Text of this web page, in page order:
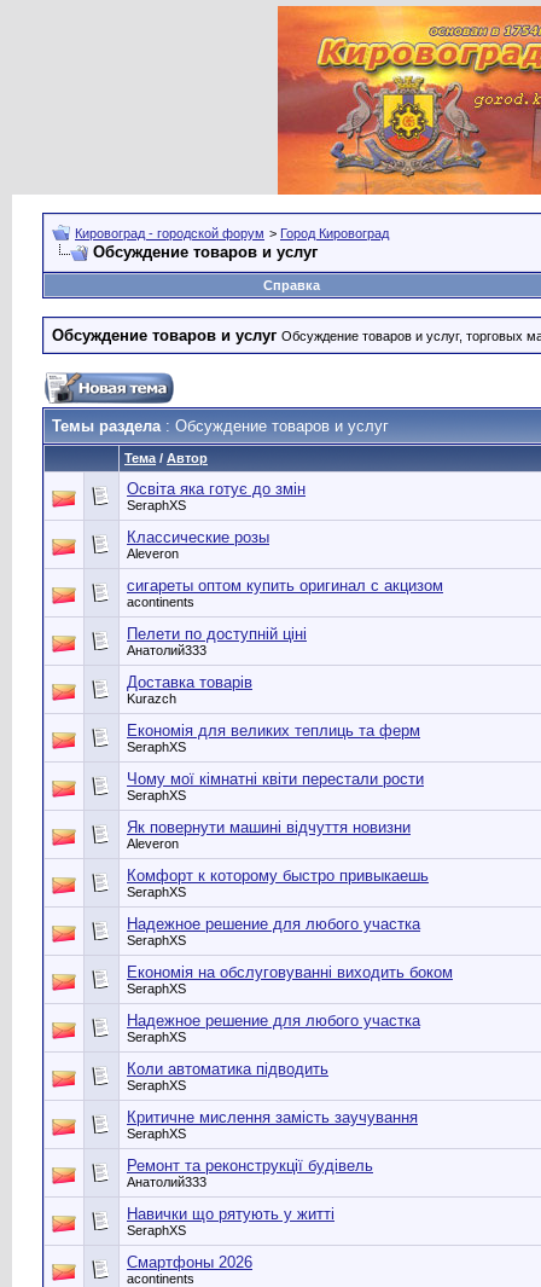
Кировоград - городской форум > Город Кировоград
Обсуждение товаров и услуг
Справка
Обсуждение товаров и услуг Обсуждение товаров и услуг, торговых
Темы раздела: Обсуждение товаров и услуг
Тема / Автор
Освіта яка готує до змін
SeraphXS
Классические розы
Aleveron
сигареты оптом купить оригинал с акцизом
acontinents
Пелети по доступній ціні
Анатолий333
Доставка товарів
Kurazch
Економія для великих теплиць та ферм
SeraphXS
Чому мої кімнатні квіти перестали рости
SeraphXS
Як повернути машині відчуття новизни
Aleveron
Комфорт к которому быстро привыкаешь
SeraphXS
Надежное решение для любого участка
SeraphXS
Економія на обслуговуванні виходить боком
SeraphXS
Надежное решение для любого участка
SeraphXS
Коли автоматика підводить
SeraphXS
Критичне мислення замість заучування
SeraphXS
Ремонт та реконструкції будівель
Анатолий333
Навички що рятують у житті
SeraphXS
Смартфоны 2026
acontinents